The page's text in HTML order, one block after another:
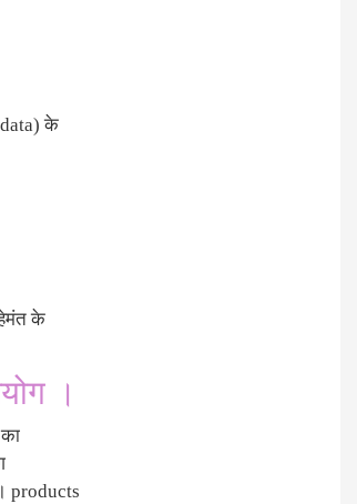
के
के
।
products